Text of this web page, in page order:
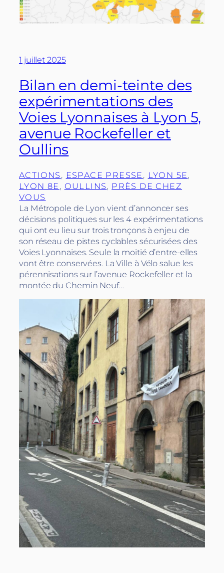
1 juillet 2025
Bilan en demi-teinte des
expérimentations des
Voies Lyonnaises à Lyon 5,
avenue Rockefeller et
Oullins
ACTIONS , ESPACE PRESSE , LYON 5E
LYON 8E , OULLINS, PRÈS DE CHEZ
VOUS
La Métropole de Lyon vient d’annoncer ses
décisions politiques sur les 4 expérimentations
qui ont eu lieu sur trois tronçons à enjeu de
son réseau de pistes cyclables sécurisées des
Voies Lyonnaises. Seule la moitié d’entre-elles
vont être conservées. La Ville à Vélo salue les
pérennisations sur l’avenue Rockefeller et la
montée du Chemin Neuf…